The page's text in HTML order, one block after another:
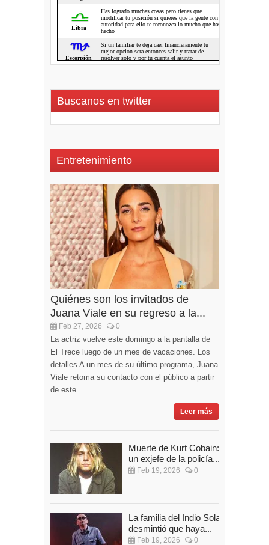
Buscanos en twitter
Entretenimiento
Quiénes son los invitados de
Juana Viale en su regreso a la...
Feb 27, 2026 0
La actriz vuelve este domingo a la pantalla de
El Trece luego de un mes de vacaciones. Los
detalles A un mes de su último programa, Juana
Viale retoma su contacto con el público a partir
de este...
Leer más
Muerte de Kurt Cobain:
un exjefe de la policía...
Feb 19, 2026 0
La familia del Indio Solari
desmintió que haya...
Feb 19, 2026 0